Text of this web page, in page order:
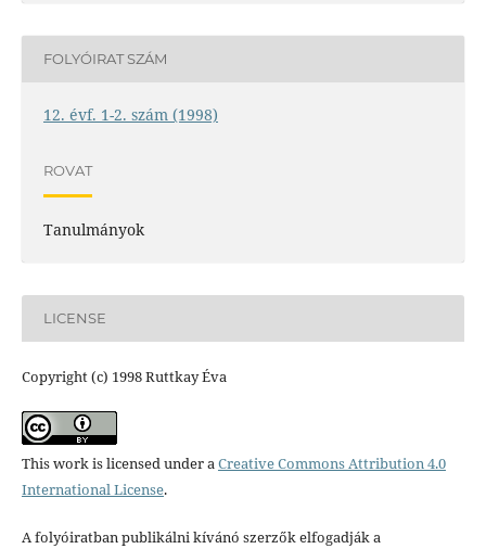
FOLYÓIRAT SZÁM
12. évf. 1-2. szám (1998)
ROVAT
Tanulmányok
LICENSE
Copyright (c) 1998 Ruttkay Éva
This work is licensed under aCreative Commons Attribution 4.0
International License.
A folyóiratban publikálni kívánó szerzők elfogadják a